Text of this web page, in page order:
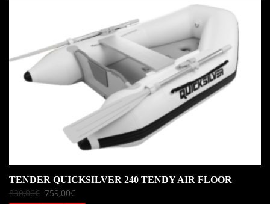
TENDER QUICKSILVER 240 TENDY AIR FLOOR
830,00€ 759,00€